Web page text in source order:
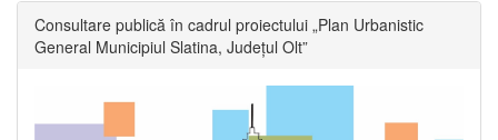
Consultare publică în cadrul proiectului „Plan Urbanistic
General Municipiul Slatina, Județul Olt”